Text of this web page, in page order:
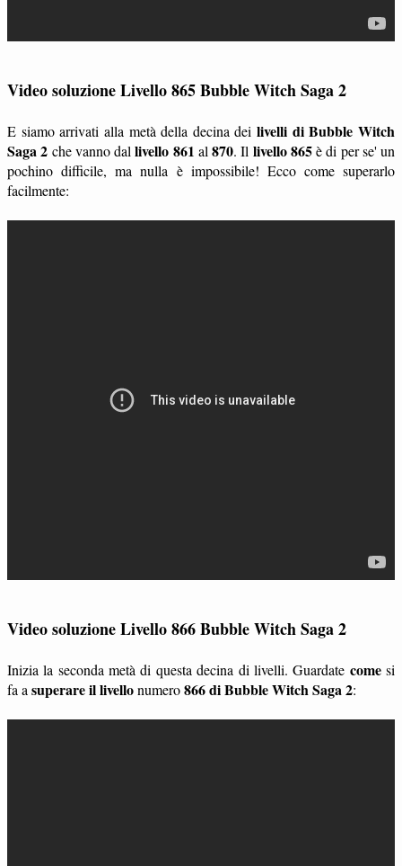
Video soluzione Livello 865 Bubble Witch Saga 2
E siamo arrivati alla metà della decina deilivelli di Bubble Witch
Saga 2 che vanno dallivello 861 al 870. Il livello 865è di per se' un
pochino difficile, ma nulla è impossibile! Ecco come superarlo
facilmente:
Video soluzione Livello 866 Bubble Witch Saga 2
Inizia la seconda metà di questa decina di livelli. Guardate comesi
fa a superare il livellonumero866 di Bubble Witch Saga 2: